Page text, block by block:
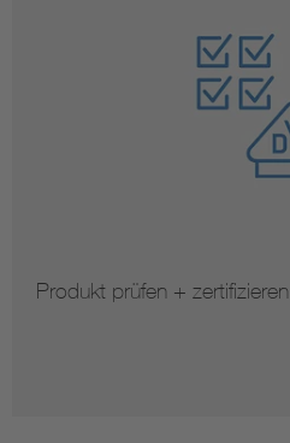
Produkt prüfen + zertifizieren